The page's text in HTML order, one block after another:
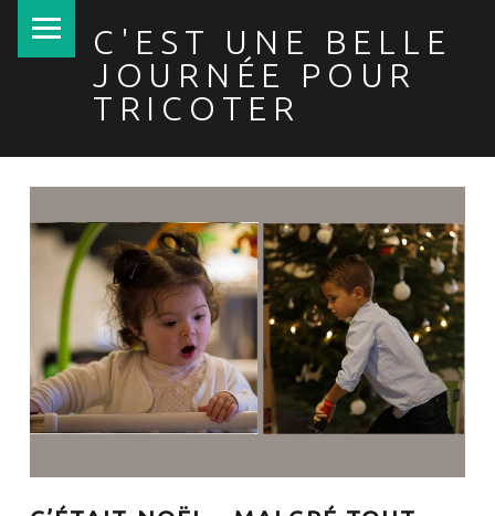
C'EST UNE BELLE
JOURNÉE POUR
TRICOTER